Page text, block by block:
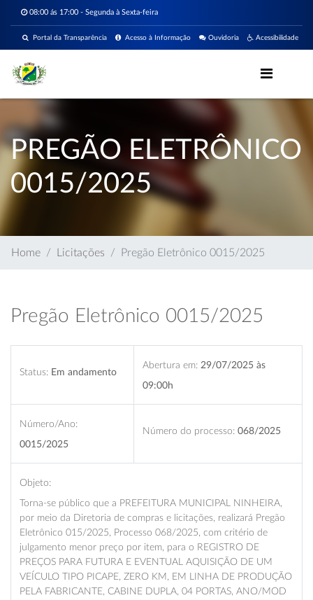
08:00 ás 17:00 - Segunda à Sexta-feira
Acessibilidade
Ouvidoria
Acesso à Informação
Portal da Transparência
PREGÃO ELETRÔNICO
0015/2025
Home Licitações Pregão Eletrônico 0015/2025
Pregão Eletrônico 0015/2025
Status: Em andamento
Abertura em: 29/07/2025 às
09:00h
Número/Ano:
0015/2025
Número do processo: 068/2025
Objeto:
Torna-se público que a PREFEITURA MUNICIPAL NINHEIRA,
por meio da Diretoria de compras e licitações, realizará Pregão
Eletrônico 015/2025, Processo 068/2025, com critério de
julgamento menor preço por item, para o REGISTRO DE
PREÇOS PARA FUTURA E EVENTUAL AQUISIÇÃO DE UM
VEÍCULO TIPO PICAPE, ZERO KM, EM LINHA DE PRODUÇÃO
PELA FABRICANTE, CABINE DUPLA, 04 PORTAS, ANO/MOD